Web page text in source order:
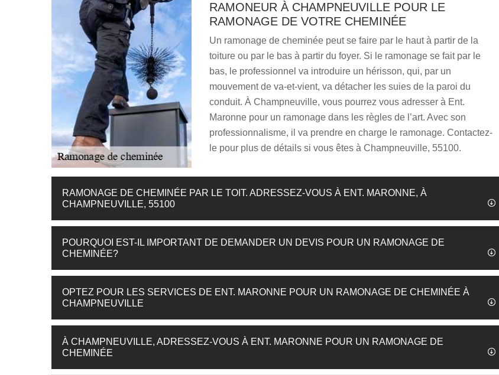
RAMONEUR À CHAMPNEUVILLE POUR LE
RAMONAGE DE VOTRE CHEMINÉE
Un ramonage de cheminée peut se faire par le haut à partir de la
toiture ou par le bas à partir du foyer. Si le ramonage se fait par le
bas, le professionnel va introduire un hérisson, qui, par un
mouvement de va-et-vient, va détacher les suies de la paroi du
conduit. À Champneuville, vous pourrez vous adresser à Ent.
Maronne pour un ramonage dans les règles de l’art. Avec son
professionnalisme, il va prendre en charge le ramonage. Contactez-
le pour plus de détails si vous êtes à Champneuville, 55100.
RAMONAGE DE CHEMINÉE PAR LE TOIT. ADRESSEZ-VOUS À ENT. MARONNE, À
CHAMPNEUVILLE, 55100
POURQUOI EST-IL IMPORTANT DE DEMANDER UN DEVIS POUR UN RAMONAGE DE
CHEMINÉE?
OPTEZ POUR LES SERVICES DE ENT. MARONNE POUR UN RAMONAGE DE CHEMINÉE À
CHAMPNEUVILLE
À CHAMPNEUVILLE, ADRESSEZ-VOUS À ENT. MARONNE POUR UN RAMONAGE DE
CHEMINÉE